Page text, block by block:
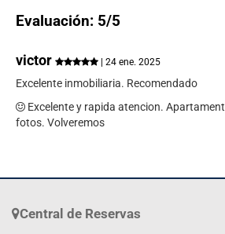
Evaluación: 5/5
victor | 24 ene. 2025
Excelente inmobiliaria. Recomendado
Excelente y rapida atencion.
fotos. Volveremos
Central de Reservas